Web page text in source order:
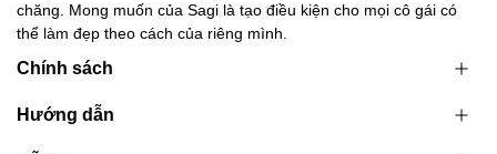
chăng. Mong muốn của Sagi là tạo điều kiện cho mọi cô gái có
thể làm đẹp theo cách của riêng mình.
Chính sách
Hướng dẫn